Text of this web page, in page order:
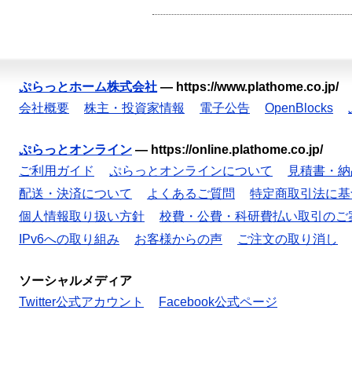
ぷらっとホーム株式会社 — https://www.plathome.co.jp/
会社概要
株主・投資家情報 電子公告 OpenBlocks
ぷらっとオンライン — https://online.plathome.co.jp/
ご利用ガイド
ぷらっとオンラインについて
見積書・
配送・決済について
よくあるご質問
特定商取引法に
個人情報取り扱い方針
校費・公費・科研費払い取引のご
IPv6への取り組み
お客様からの声 ご注文の取り消し
ソーシャルメディア
Twitter公式アカウント
Facebook公式ページ